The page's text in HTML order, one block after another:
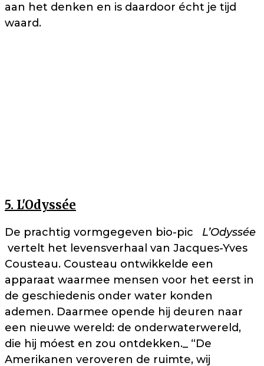
aan het denken en is daardoor écht je tijd
waard.
5. L'Odyssée
De prachtig vormgegeven bio-pic L’Odyssée
vertelt het levensverhaal van Jacques-Yves
Cousteau. Cousteau ontwikkelde een
apparaat waarmee mensen voor het eerst in
de geschiedenis onder water konden
ademen. Daarmee opende hij deuren naar
een nieuwe wereld: de onderwaterwereld,
die hij móest en zou ontdekken._ “De
Amerikanen veroveren de ruimte, wij